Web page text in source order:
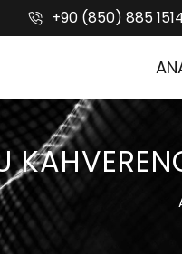
+90 (850) 885